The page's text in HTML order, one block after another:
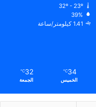
32º - 23º
39%
1.41 كيلومتر/ساعة
34
℃
الخميس
32
℃
الجمعة